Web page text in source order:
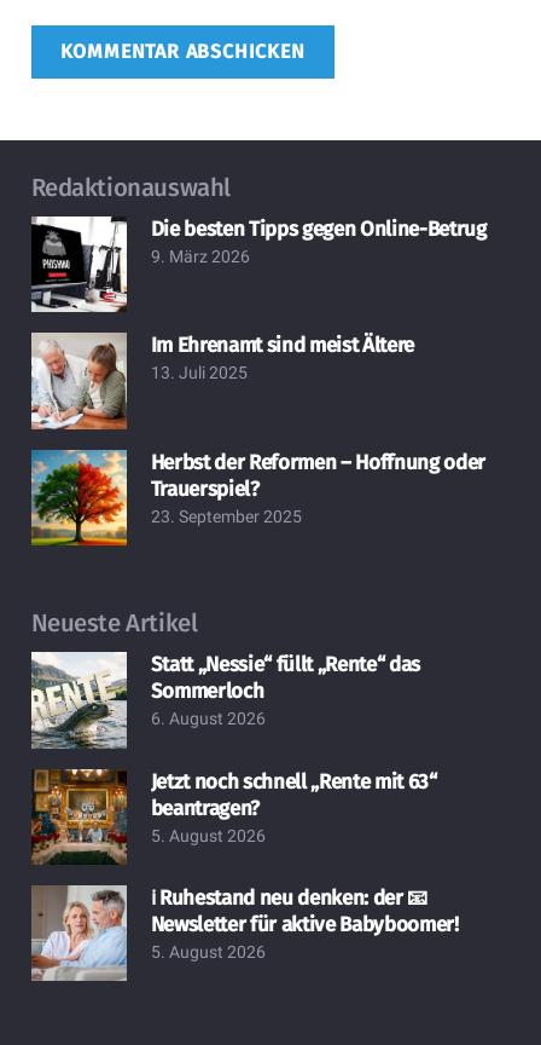
KOMMENTAR ABSCHICKEN
Redaktionauswahl
Die besten Tipps gegen Online-Betrug
9. März 2026
Im Ehrenamt sind meist Ältere
13. Juli 2025
Herbst der Reformen – Hoffnung oder
Trauerspiel?
23. September 2025
Neueste Artikel
Statt „Nessie“ füllt „Rente“ das
Sommerloch
6. August 2026
Jetzt noch schnell „Rente mit 63“
beantragen?
5. August 2026
ℹ️ Ruhestand neu denken: der 📧
Newsletter für aktive Babyboomer!
5. August 2026